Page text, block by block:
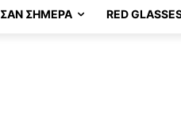
ΣΑΝ ΣΗΜΕΡΑ RED